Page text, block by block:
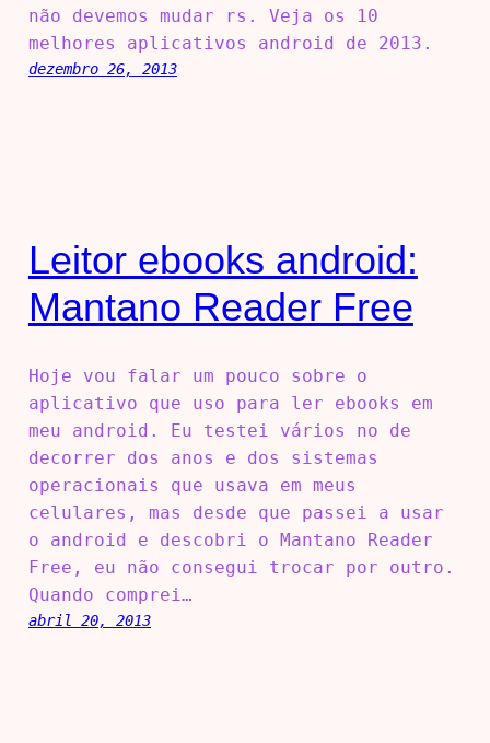
não devemos mudar rs. Veja os 10
melhores aplicativos android de 2013.
dezembro 26, 2013
Leitor ebooks android:
Mantano Reader Free
Hoje vou falar um pouco sobre o
aplicativo que uso para ler ebooks em
meu android. Eu testei vários no de
decorrer dos anos e dos sistemas
operacionais que usava em meus
celulares, mas desde que passei a usar
o android e descobri o Mantano Reader
Free, eu não consegui trocar por outro.
Quando comprei…
abril 20, 2013